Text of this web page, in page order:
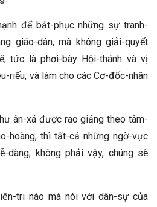
để bắt-phục những sự tranh-
giáo-dân, mà không giải-quyết
tức là phơi-bày Hội-thánh và vị
riếu, và làm cho các Cơ-đốc-nhân
ân-xá được rao giảng theo tâm-
hoàng, thì tất-cả những ngờ-vực
dàng; không phải vậy, chúng sẽ
tri nào mà nói với dân-sự của